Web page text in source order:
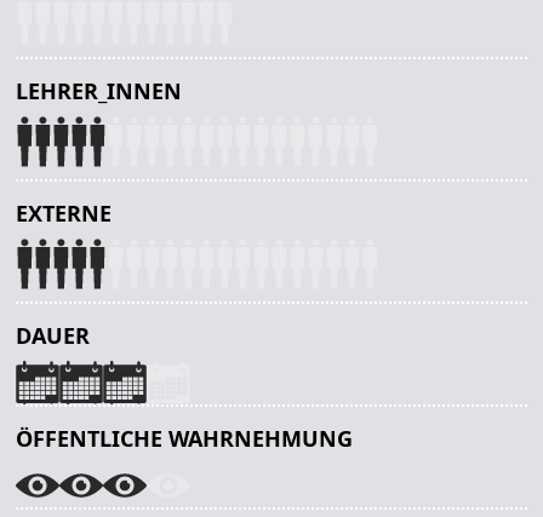
LEHRER_INNEN
EXTERNE
DAUER
ÖFFENTLICHE WAHRNEHMUNG